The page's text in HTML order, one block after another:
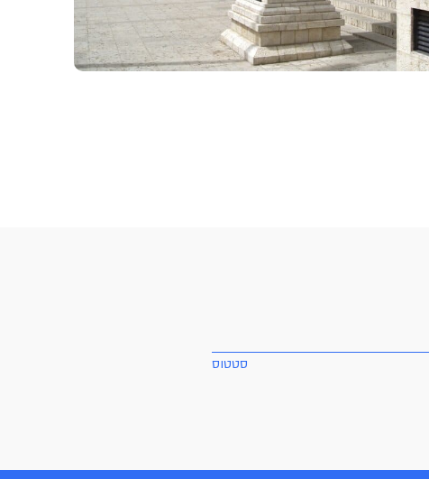
סטטוס